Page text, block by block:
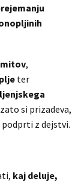
,
ter
si prizadeva,
z dejstvi.
kaj deluje,